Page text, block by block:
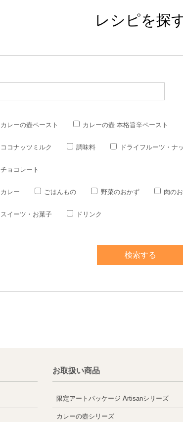
レシピを探
カレーの壺ペースト カレーの壺 本格旨辛ペースト
ココナッツミルク 調味料 ドライフルーツ・ナ
チョコレート
カレー ごはんもの 野菜のおかず 肉の
スイーツ・お菓子 ドリンク
お取扱い商品
限定アートパッケージ Artisanシリーズ
カレーの壺シリーズ